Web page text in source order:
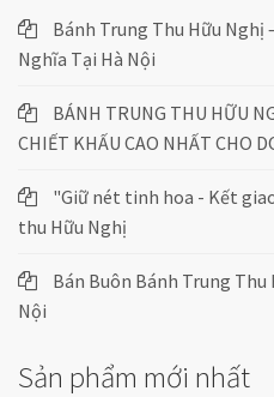
Bánh Trung Thu Hữu Nghị
Nghĩa Tại Hà Nội
BÁNH TRUNG THU HỮU
CHIẾT KHẤU CAO NHẤT CHO
"Giữ nét tinh hoa - Kết
thu Hữu Nghị
Bán Buôn Bánh Trung Thu
Nội
Sản phẩm mới nhất